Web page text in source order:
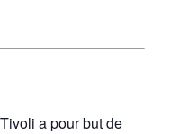
a pour but de